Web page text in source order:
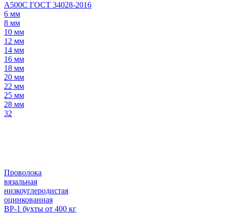
А500С ГОСТ 34028-2016
6 мм
8 мм
10 мм
12 мм
14 мм
16 мм
18 мм
20 мм
22 мм
25 мм
28 мм
32
Проволока
вязальная
низкоуглеродистая
оцинкованная
ВР-1 бухты от 400 кг